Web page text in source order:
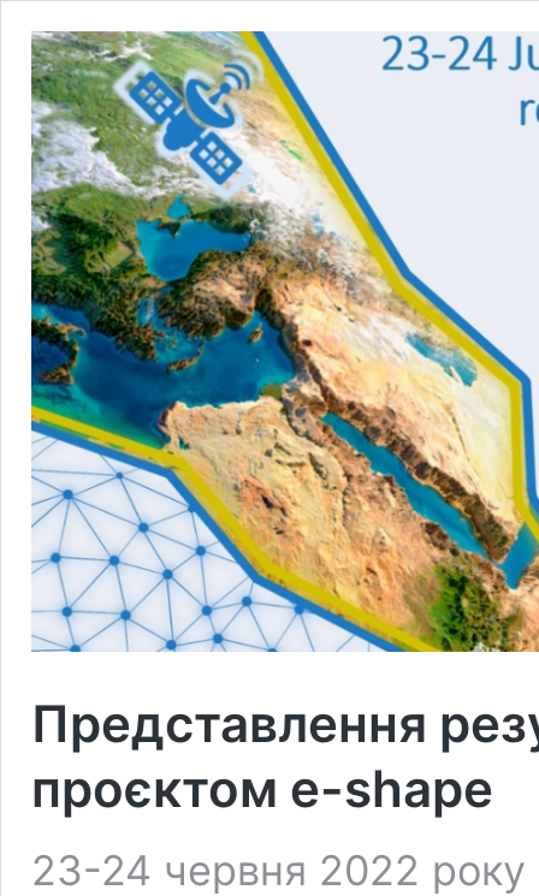
Представлення
проєктом e-shape
23-24 червня 2022 року